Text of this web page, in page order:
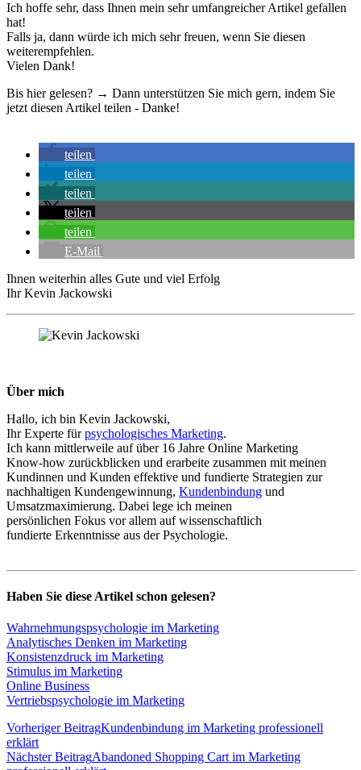
Ich hoffe sehr, dass Ihnen mein sehr umfangreicher Artikel gefallen
hat!
Falls ja, dann würde ich mich sehr freuen, wenn Sie diesen
weiterempfehlen.
Vielen Dank!
Bis hier gelesen? → Dann unterstützen Sie mich gern, indem Sie
jetzt diesen Artikel teilen - Danke!
teilen
teilen
teilen
teilen
teilen
E-Mail
Ihnen weiterhin alles Gute und viel Erfolg
Ihr Kevin Jackowski
Über mich
Hallo, ich bin Kevin Jackowski,
Ihr Experte fürpsychologisches Marketing.
Ich kann mittlerweile auf über 16 Jahre Online Marketing
Know-how zurückblicken und erarbeite zusammen mit meinen
Kundinnen und Kunden effektive und fundierte Strategien zur
nachhaltigen Kundengewinnung, Kundenbindung und
Umsatzmaximierung. Dabei lege ich meinen
persönlichen Fokus vor allem auf wissenschaftlich
fundierte Erkenntnisse aus der Psychologie.
Haben Sie diese Artikel schon gelesen?
Wahrnehmungspsychologie im Marketing
Analytisches Denken im Marketing
Konsistenzdruck im Marketing
Stimulus im Marketing
Online Business
Vertriebspsychologie im Marketing
Vorheriger BeitragKundenbindung im Marketing professionell
erklärt
Nächster BeitragAbandoned Shopping Cart im Marketing